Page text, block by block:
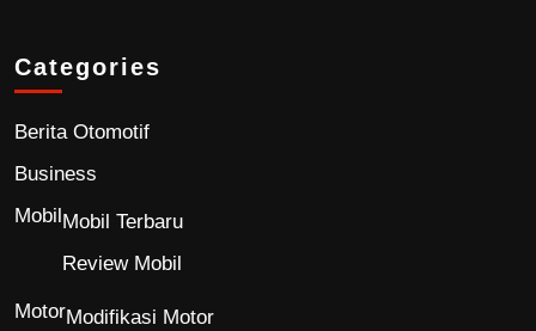
Categories
Berita Otomotif
Business
Mobil Mobil Terbaru
Review Mobil
MotorModifikasi Motor